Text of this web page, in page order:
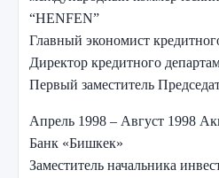
“HENFEN”
Главный экономист
Директор кредитного
Первый заместитель
Апрель 1998 – Август 1998
Банк «Бишкек»
Заместитель начальника